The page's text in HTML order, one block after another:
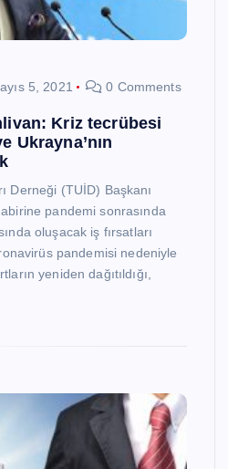
5, 2021 0 Comments
Kriz tecrübesi
Ukrayna’nın
Derneği (TUİD) Başkanı
pandemi sonrasında
oluşacak iş fırsatları
pandemisi nedeniyle
yeniden dağıtıldığı,